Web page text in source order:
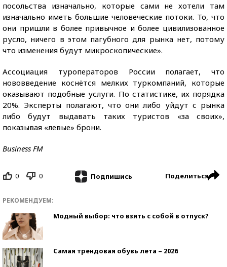
посольства изначально, которые сами не хотели там
изначально иметь большие человеческие потоки. То, что
они пришли в более привычное и более цивилизованное
русло, ничего в этом пагубного для рынка нет, потому
что изменения будут микроскопические».
Ассоциация туроператоров России полагает, что
нововведение коснётся мелких туркомпаний, которые
оказывают подобные услуги. По статистике, их порядка
20%. Эксперты полагают, что они либо уйдут с рынка
либо будут выдавать таких туристов «за своих»,
показывая «левые» брони.
Business FM
0 0 Подпишись Поделиться
РЕКОМЕНДУЕМ:
Модный выбор: что взять с собой в отпуск?
Самая трендовая обувь лета – 2026